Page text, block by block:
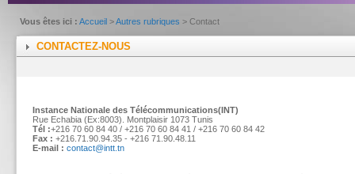
Vous êtes ici : Accueil >Autres rubriques > Contact
CONTACTEZ-NOUS
Instance Nationale des Télécommunications(INT)
Rue Echabia (Ex:8003). Montplaisir 1073 Tunis
Tél :+216 70 60 84 40 / +216 70 60 84 41 / +216 70 60 84 42
Fax : +216.71.90.94.35 - +216 71.90.48.11
E-mail : contact@intt.tn